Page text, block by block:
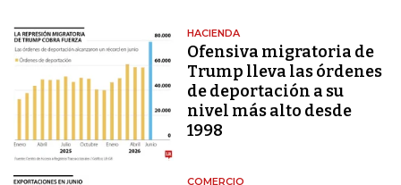
HACIENDA
Ofensiva migratoria de
Trump lleva las órdenes
de deportación a su
nivel más alto desde
1998
COMERCIO